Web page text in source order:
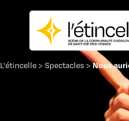
L'étincelle > Spectacles >Nous